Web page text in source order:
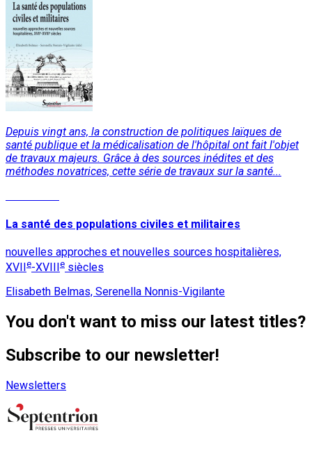
Depuis vingt ans, la construction de politiques laïques de
santé publique et la médicalisation de l'hôpital ont fait l'objet
de travaux majeurs. Grâce à des sources inédites et des
méthodes novatrices, cette série de travaux sur la santé...
La santé des populations civiles et militaires
nouvelles approches et nouvelles sources hospitalières,
XVII
e-XVIII e siècles
Elisabeth Belmas, Serenella Nonnis-Vigilante
You don't want to miss our latest titles?
Subscribe to our newsletter!
Newsletters